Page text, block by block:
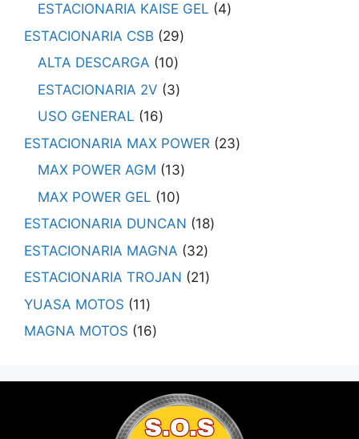
ESTACIONARIA KAISE GEL
4
ESTACIONARIA CSB
29
ALTA DESCARGA
10
ESTACIONARIA 2V
3
USO GENERAL
16
ESTACIONARIA MAX POWER
23
MAX POWER AGM
13
MAX POWER GEL
10
ESTACIONARIA DUNCAN
18
ESTACIONARIA MAGNA
32
ESTACIONARIA TROJAN
21
YUASA MOTOS
11
MAGNA MOTOS
16